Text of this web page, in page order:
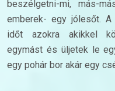
beszélgetni-mi, más-
emberek- egy jólesőt. A
időt azokra akikkel
egymást és üljetek le
egy pohár bor akár egy